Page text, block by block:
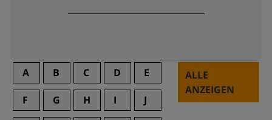
A B C D E
F G H I J
ALLE
ANZEIGEN